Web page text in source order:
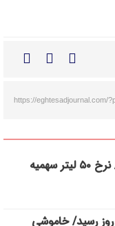
https://eghtesadjournal.com/
رونمایی از طرح دوم سوخت / نرخ ۵۰ لیتر سهمیه
رسید/ خاموشی